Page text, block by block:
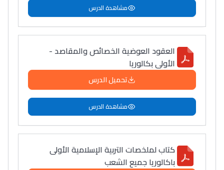
مشاهدة الدرس
العقود العوضية الخصائص والمقاصد -
الأولى بكالوريا
تحميل الدرس
مشاهدة الدرس
كتاب لملخصات التربية الإسلامية الأولى
باكالوريا جميع الشعب